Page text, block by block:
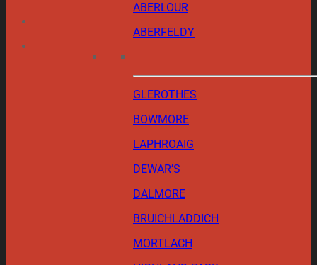
ABERLOUR
ABERFELDY
GLEROTHES
BOWMORE
LAPHROAIG
DEWAR’S
DALMORE
BRUICHLADDICH
MORTLACH